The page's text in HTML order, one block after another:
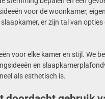
voor de woonkamer,
er zijn tal van
voor elke kamer en stijl. We
en
als esthetisch is.